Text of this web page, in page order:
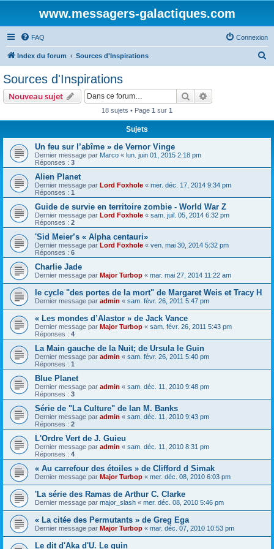
www.messagers-galactiques.com
FAQ Connexion
Index du forum Sources d'Inspirations
Sources d'Inspirations
Nouveau sujet Rechercher
18 sujets • Page 1 sur 1
Sujets
Un feu sur l’abîme » de Vernor Vinge
Dernier message par Marco « lun. juin 01, 2015 2:18 pm
Réponses : 3
Alien Planet
Dernier message par Lord Foxhole « mer. déc. 17, 2014 9:34 pm
Réponses : 1
Guide de survie en territoire zombie - World War Z
Dernier message par Lord Foxhole « sam. juil. 05, 2014 6:32 pm
Réponses : 2
'Sid Meier’s « Alpha centauri»
Dernier message par Lord Foxhole « ven. mai 30, 2014 5:32 pm
Réponses : 6
Charlie Jade
Dernier message par Major Turbop « mar. mai 27, 2014 11:22 am
le cycle "des portes de la mort" de Margaret Weis et Tracy H
Dernier message par admin « sam. févr. 26, 2011 5:47 pm
« Les mondes d’Alastor » de Jack Vance
Dernier message par Major Turbop « sam. févr. 26, 2011 5:43 pm
Réponses : 4
La Main gauche de la Nuit; de Ursula le Guin
Dernier message par admin « sam. févr. 26, 2011 5:40 pm
Réponses : 1
Blue Planet
Dernier message par admin « sam. déc. 11, 2010 9:48 pm
Réponses : 3
Série de "La Culture" de Ian M. Banks
Dernier message par admin « sam. déc. 11, 2010 9:43 pm
Réponses : 2
L'Ordre Vert de J. Guieu
Dernier message par admin « sam. déc. 11, 2010 8:31 pm
Réponses : 4
« Au carrefour des étoiles » de Clifford d Simak
Dernier message par Major Turbop « mer. déc. 08, 2010 6:03 pm
'La série des Ramas de Arthur C. Clarke
Dernier message par major_slash « mer. déc. 08, 2010 5:46 pm
« La citée des Permutants » de Greg Ega
Dernier message par Major Turbop « mar. déc. 07, 2010 10:53 pm
Le dit d'Aka d'U. Le guin